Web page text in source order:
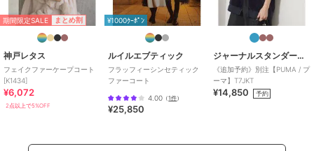
ング・マキシ丈
その他アウター・ジャケット
無地 / ミドル丈 /ロング・マキ
シ丈 / ５分・７分袖 /長袖 /L
S･7号以下あり
/大きいサイズあり
ア付き
期間限定SALE まとめ割
神戸レタス
フェイクファーケープコート
[K1434]
¥6,072
2点以上で5%OFF
¥1000ｸｰﾎﾟﾝ
ルイルエブティック
フラッフィーシンセティック
ファーコート
4.00 （1件）
¥25,850
ジャーナルスタンダード レリューム
《追加予約》別注【PUMA / プ
ーマ】T7JKT
¥14,850 予約